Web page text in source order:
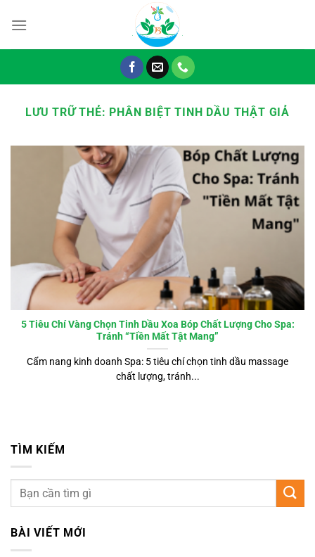
đến
LƯU TRỮ THẺ: PHÂN BIỆT TINH DẦU THẬT GIẢ
5 Tiêu Chí Vàng Chọn Tinh Dầu Xoa Bóp Chất Lượng Cho Spa:
Tránh “Tiền Mất Tật Mang”
Cẩm nang kinh doanh Spa: 5 tiêu chí chọn tinh dầu massage
chất lượng, tránh...
TÌM KIẾM
BÀI VIẾT MỚI